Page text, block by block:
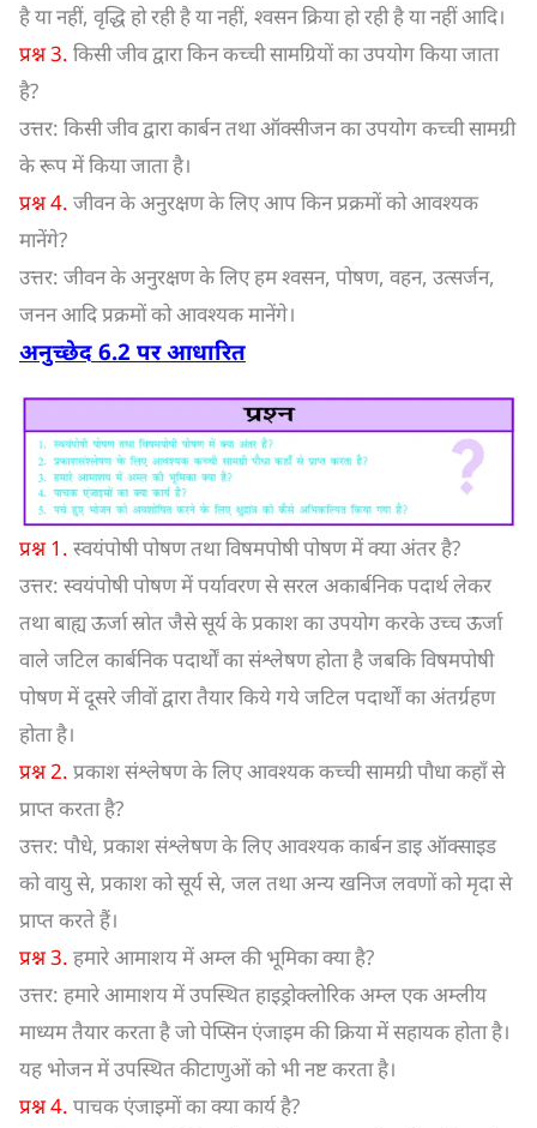
है या नहीं, वृद्धि हो रही है या नहीं, श्वसन क्रिया हो रही है या नहीं आदि।
प्रश्न 3. किसी जीव द्वारा किन कच्ची सामग्रियों का उपयोग किया जाता
है?
उत्तर: किसी जीव द्वारा कार्बन तथा ऑक्सीजन का उपयोग कच्ची सामग्री
के रूप में किया जाता है।
प्रश्न 4. जीवन के अनुरक्षण के लिए आप किन प्रक्रमों को आवश्यक
मानेंगे?
उत्तर: जीवन के अनुरक्षण के लिए हम श्वसन, पोषण, वहन, उत्सर्जन,
जनन आदि प्रक्रमों को आवश्यक मानेंगे।
अनुच्छेद 6.2 पर आधारित
प्रश्न 1. स्वयंपोषी पोषण तथा विषमपोषी पोषण में क्या अंतर है?
उत्तर: स्वयंपोषी पोषण में पर्यावरण से सरल अकार्बनिक पदार्थ लेकर
तथा बाह्य ऊर्जा स्रोत जैसे सूर्य के प्रकाश का उपयोग करके उच्च ऊर्जा
वाले जटिल कार्बनिक पदार्थों का संश्लेषण होता है जबकि विषमपोषी
पोषण में दूसरे जीवों द्वारा तैयार किये गये जटिल पदार्थों का अंतर्ग्रहण
होता है।
प्रश्न 2. प्रकाश संश्लेषण के लिए आवश्यक कच्ची सामग्री पौधा कहाँ से
प्राप्त करता है?
उत्तर: पौधे, प्रकाश संश्लेषण के लिए आवश्यक कार्बन डाइ ऑक्साइड
को वायु से, प्रकाश को सूर्य से, जल तथा अन्य खनिज लवणों को मृदा से
प्राप्त करते हैं।
प्रश्न 3. हमारे आमाशय में अम्ल की भूमिका क्या है?
उत्तर: हमारे आमाशय में उपस्थित हाइड्रोक्लोरिक अम्ल एक अम्लीय
माध्यम तैयार करता है जो पेप्सिन एंजाइम की क्रिया में सहायक होता है।
यह भोजन में उपस्थित कीटाणुओं को भी नष्ट करता है।
प्रश्न 4. पाचक एंजाइमों का क्या कार्य है?